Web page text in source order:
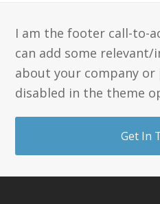
I am the footer call-to-
can add some
about your company or
disabled in the theme
Get In